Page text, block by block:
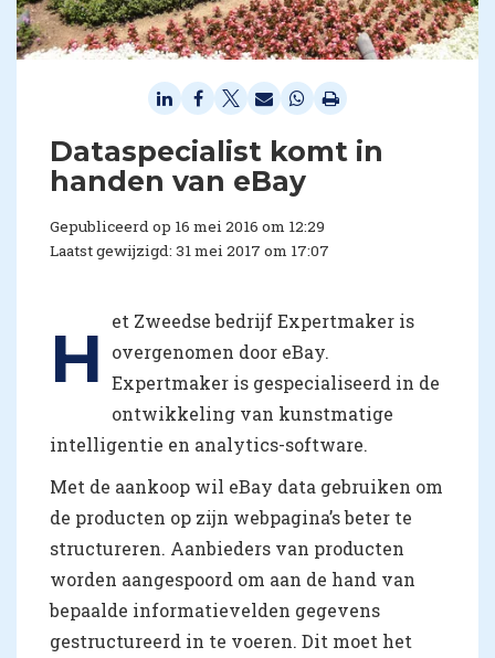
​Dataspecialist komt in
handen van eBay
Gepubliceerd op 16 mei 2016 om 12:29
Laatst gewijzigd: 31 mei 2017 om 17:07
H
et Zweedse bedrijf Expertmaker is
overgenomen door eBay.
Expertmaker is gespecialiseerd in de
ontwikkeling van kunstmatige
intelligentie en analytics-software.
Met de aankoop wil eBay data gebruiken om
de producten op zijn webpagina’s beter te
structureren. Aanbieders van producten
worden aangespoord om aan de hand van
bepaalde informatievelden gegevens
gestructureerd in te voeren. Dit moet het